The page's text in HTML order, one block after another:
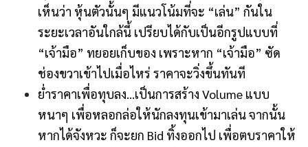
เห็นว่า หุ้นตัวนั้นๆ มีแนวโน้มที่จะ “เล่น” กันใน
ระยะเวลาอันใกล้นี้ เปรียบได้กับเป็นอีกรูปแบบที่
“เจ้ามือ” ทยอยเก็บของ เพราะหาก “เจ้ามือ” ซัด
ช่องขวาเข้าไปเมื่อไหร่ ราคาจะวิ่งขึ้นทันที
ย่ำราคาเพื่อทุบลง…เป็นการสร้าง Volume แบบ
หนาๆ เพื่อหลอกล่อให้นักลงทุนเข้ามาเล่น จากนั้น
หากได้จังหวะ ก็จะยก Bid ทิ้งออกไป เพื่อตบราคาให้